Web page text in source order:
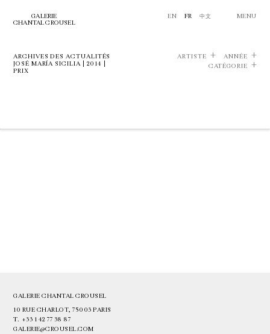
GALERIE
CHANTAL CROUSEL
EN FR 中文 MENU
ARCHIVES DES ACTUALITÉS
JOSÉ MARÍA SICILIA | 2014 |
PRIX
ARTISTE
ANNÉE
CATÉGORIE
GALERIE CHANTAL CROUSEL
10 RUE CHARLOT, 75003 PARIS
T. +33 1 42 77 38 87
GALERIE@CROUSEL.COM